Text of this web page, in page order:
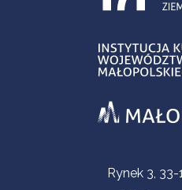
Informacje kontaktowe
Rynek 3,